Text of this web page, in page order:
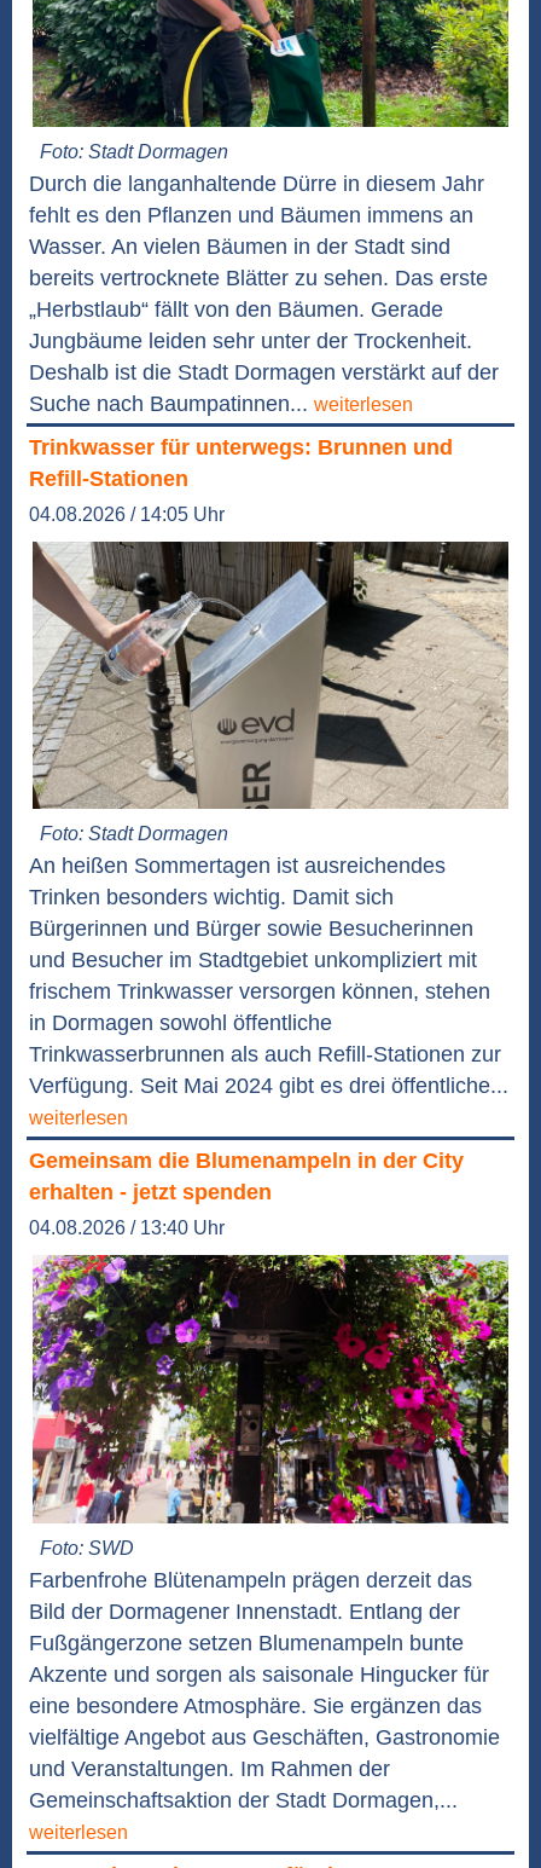
Foto: Stadt Dormagen
Durch die langanhaltende Dürre in diesem Jahr
fehlt es den Pflanzen und Bäumen immens an
Wasser. An vielen Bäumen in der Stadt sind
bereits vertrocknete Blätter zu sehen. Das erste
„Herbstlaub“ fällt von den Bäumen. Gerade
Jungbäume leiden sehr unter der Trockenheit.
Deshalb ist die Stadt Dormagen verstärkt auf der
Suche nach Baumpatinnen... weiterlesen
Trinkwasser für unterwegs: Brunnen und
Refill-Stationen
04.08.2026 / 14:05 Uhr
Foto: Stadt Dormagen
An heißen Sommertagen ist ausreichendes
Trinken besonders wichtig. Damit sich
Bürgerinnen und Bürger sowie Besucherinnen
und Besucher im Stadtgebiet unkompliziert mit
frischem Trinkwasser versorgen können, stehen
in Dormagen sowohl öffentliche
Trinkwasserbrunnen als auch Refill-Stationen zur
Verfügung. Seit Mai 2024 gibt es drei öffentliche...
weiterlesen
Gemeinsam die Blumenampeln in der City
erhalten - jetzt spenden
04.08.2026 / 13:40 Uhr
Foto: SWD
Farbenfrohe Blütenampeln prägen derzeit das
Bild der Dormagener Innenstadt. Entlang der
Fußgängerzone setzen Blumenampeln bunte
Akzente und sorgen als saisonale Hingucker für
eine besondere Atmosphäre. Sie ergänzen das
vielfältige Angebot aus Geschäften, Gastronomie
und Veranstaltungen. Im Rahmen der
Gemeinschaftsaktion der Stadt Dormagen,...
weiterlesen